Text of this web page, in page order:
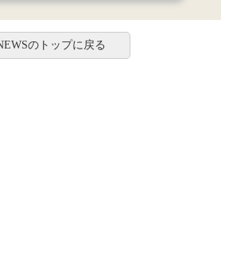
のトップに戻る